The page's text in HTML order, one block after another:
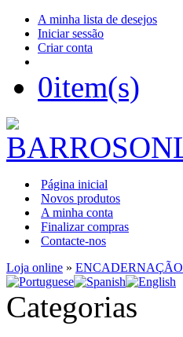
A minha lista de desejos
Iniciar sessão
Criar conta
0item(s)
Página inicial
Novos produtos
A minha conta
Finalizar compras
Contacte-nos
Loja online » ENCADERNAÇÃO
Categorias